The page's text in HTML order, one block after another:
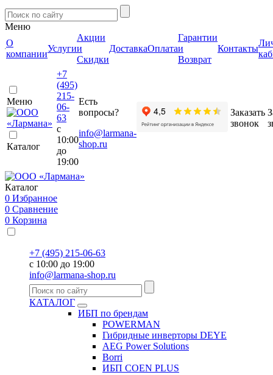
Меню
О
компании
Услуги
Акции
и
Скидки
ДоставкаОплата
Гарантии
и
Возврат
Контакты
Меню
Каталог
+7
(495)
215-
06-
63
с
10:00
до
19:00
Есть
вопросы?
info@larmana-
shop.ru
Заказать
звонок
Каталог
0 Избранное
0 Сравнение
0 Корзина
+7 (495) 215-06-63
с 10:00 до 19:00
info@larmana-shop.ru
КАТАЛОГ
ИБП по брендам
POWERMAN
Гибридные инверторы DEYE
AEG Power Solutions
Borri
ИБП COEN PLUS